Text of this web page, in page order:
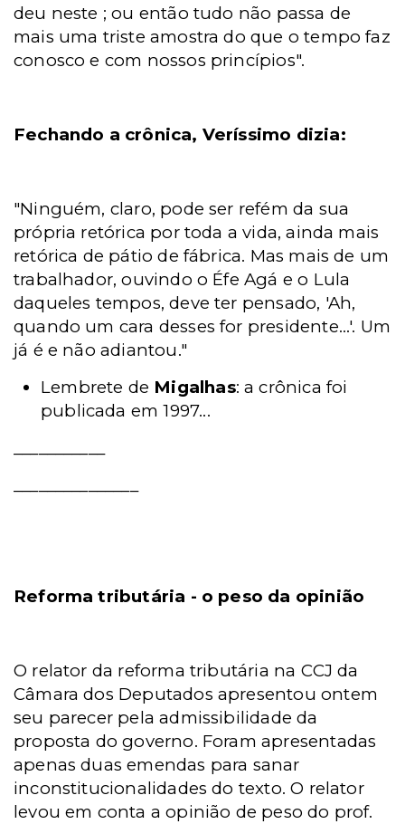
deu neste ; ou então tudo não passa de
mais uma triste amostra do que o tempo faz
conosco e com nossos princípios".
Fechando a crônica, Veríssimo dizia:
"Ninguém, claro, pode ser refém da sua
própria retórica por toda a vida, ainda mais
retórica de pátio de fábrica. Mas mais de um
trabalhador, ouvindo o Éfe Agá e o Lula
daqueles tempos, deve ter pensado, 'Ah,
quando um cara desses for presidente...'. Um
já é e não adiantou."
Lembrete de Migalhas: a crônica foi
publicada em 1997...
Reforma tributária - o peso da opinião
O relator da reforma tributária na CCJ da
Câmara dos Deputados apresentou ontem
seu parecer pela admissibilidade da
proposta do governo. Foram apresentadas
apenas duas emendas para sanar
inconstitucionalidades do texto. O relator
levou em conta a opinião de peso do prof.